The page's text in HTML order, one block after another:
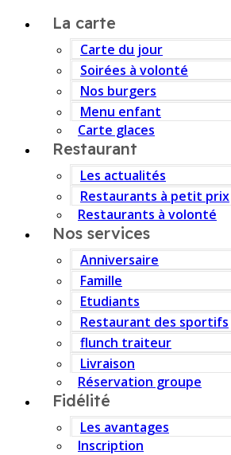
La carte
Carte du jour
Soirées à volonté
Nos burgers
Menu enfant
Carte glaces
Restaurant
Les actualités
Restaurants à petit prix
Restaurants à volonté
Nos services
Anniversaire
Famille
Etudiants
Restaurant des sportifs
flunch traiteur
Livraison
Réservation groupe
Fidélité
Les avantages
Inscription